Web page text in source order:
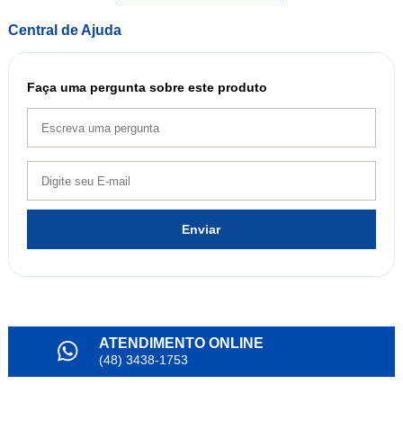
Central de Ajuda
Faça uma pergunta sobre este produto
Enviar
ATENDIMENTO ONLINE
(48) 3438-1753